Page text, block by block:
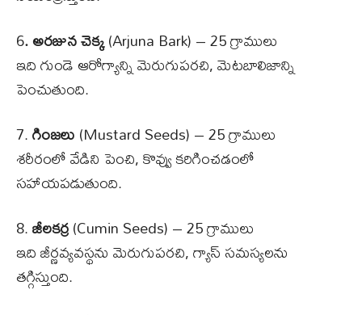
6. అరజున చెక్క(Arjuna Bark) – 25 గ్రాములు
ఇది గుండె ఆరోగ్యాన్ని మెరుగుపరచి, మెటబాలిజాన్ని
పెంచుతుంది.
7.గింజలు(Mustard Seeds) – 25 గ్రాములు
శరీరంలో వేడిని పెంచి, కొవ్వు కరిగించడంలో
సహాయపడుతుంది.
8.జీలకర్ర(Cumin Seeds) – 25 గ్రాములు
ఇది జీర్ణవ్యవస్థను మెరుగుపరచి, గ్యాస్ సమస్యలను
తగ్గిస్తుంది.